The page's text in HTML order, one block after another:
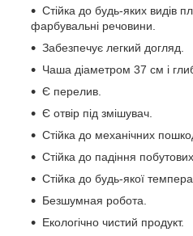
Стійка до будь-яких видів
фарбувальні речовини.
Забезпечує легкий догляд.
Чаша діаметром 37 см і
Є перелив.
Є отвір під змішувач.
Стійка до механічних
Стійка до падіння
Стійка до будь-якої
Безшумная робота.
Екологічно чистий продукт.